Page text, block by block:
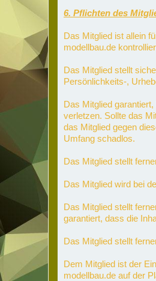
6. Pflichten des
Das Mitglied ist allein
modellbau.de
Das Mitglied stellt
Persönlichkeits-,
Das Mitglied
verletzen. Sollte das
das Mitglied gegen
Umfang schadlos.
Das Mitglied stellt
Das Mitglied wird bei
Das Mitglied stellt
garantiert, dass die
Das Mitglied stellt
Dem Mitglied ist der
modellbau.de auf der